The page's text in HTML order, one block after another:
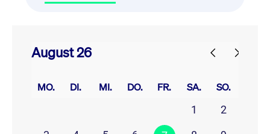
August 26
MO. DI. MI. DO. FR. SA. SO.
1
2